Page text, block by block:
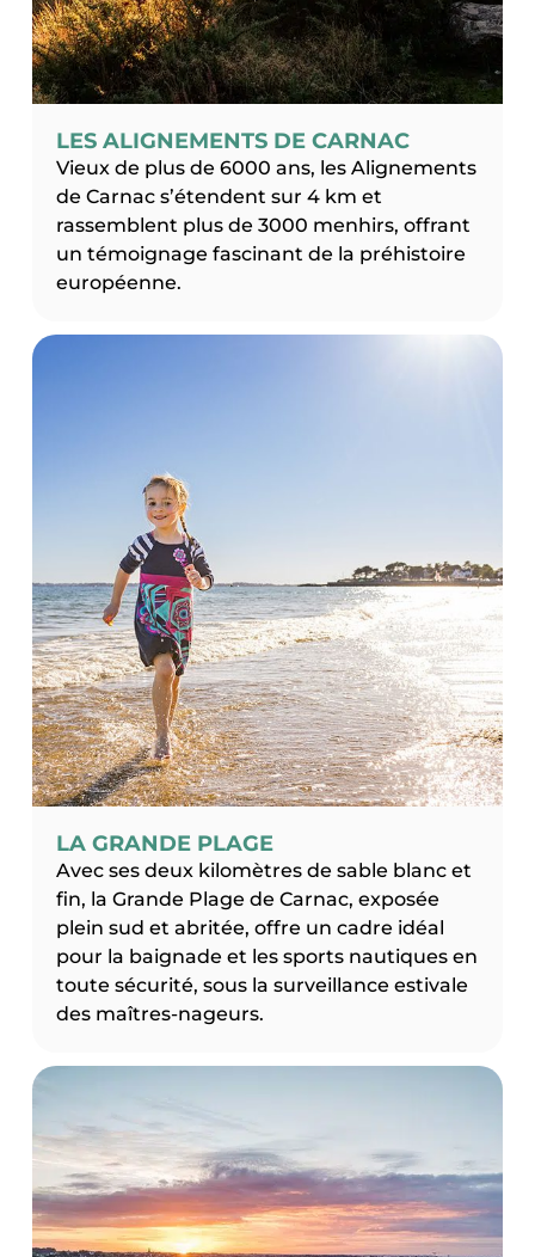
LES ALIGNEMENTS DE CARNAC
Vieux de plus de 6000 ans, les Alignements
de Carnac s’étendent sur 4 km et
rassemblent plus de 3000 menhirs, offrant
un témoignage fascinant de la préhistoire
européenne.
LA GRANDE PLAGE
Avec ses deux kilomètres de sable blanc et
fin, la Grande Plage de Carnac, exposée
plein sud et abritée, offre un cadre idéal
pour la baignade et les sports nautiques en
toute sécurité, sous la surveillance estivale
des maîtres-nageurs.